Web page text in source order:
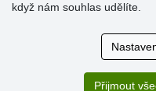
Super obchod, kvalitní
Sortiment za fajn ceny
když nám souhlas udělíte.
Přijmout